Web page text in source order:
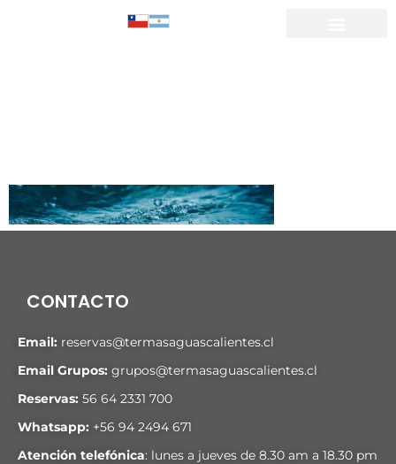
CONTACTO
Email: reservas@termasaguascalientes.cl
Email Grupos: grupos@termasaguascalientes.cl
Reservas: 56 64 2331 700
Whatsapp: +56 94 2494 671
Atención telefónica: lunes a jueves de 8.30 am a 18.30 pm